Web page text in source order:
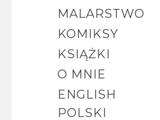
MALARSTWO
KOMIKSY
KSIĄŻKI
O MNIE
ENGLISH
POLSKI